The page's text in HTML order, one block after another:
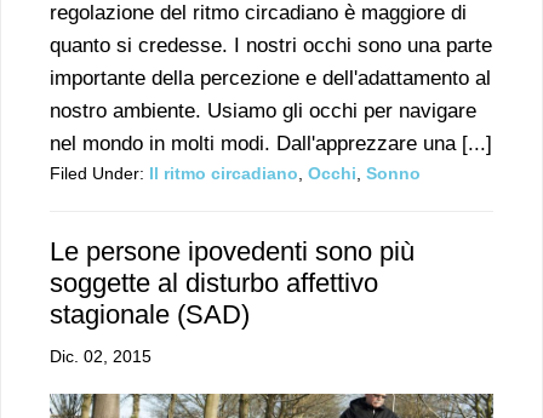
regolazione del ritmo circadiano è maggiore di
quanto si credesse. I nostri occhi sono una parte
importante della percezione e dell'adattamento al
nostro ambiente. Usiamo gli occhi per navigare
nel mondo in molti modi. Dall'apprezzare una [...]
Filed Under: Il ritmo circadiano Occhi Sonno
Le persone ipovedenti sono più
soggette al disturbo affettivo
stagionale (SAD)
Dic. 02, 2015